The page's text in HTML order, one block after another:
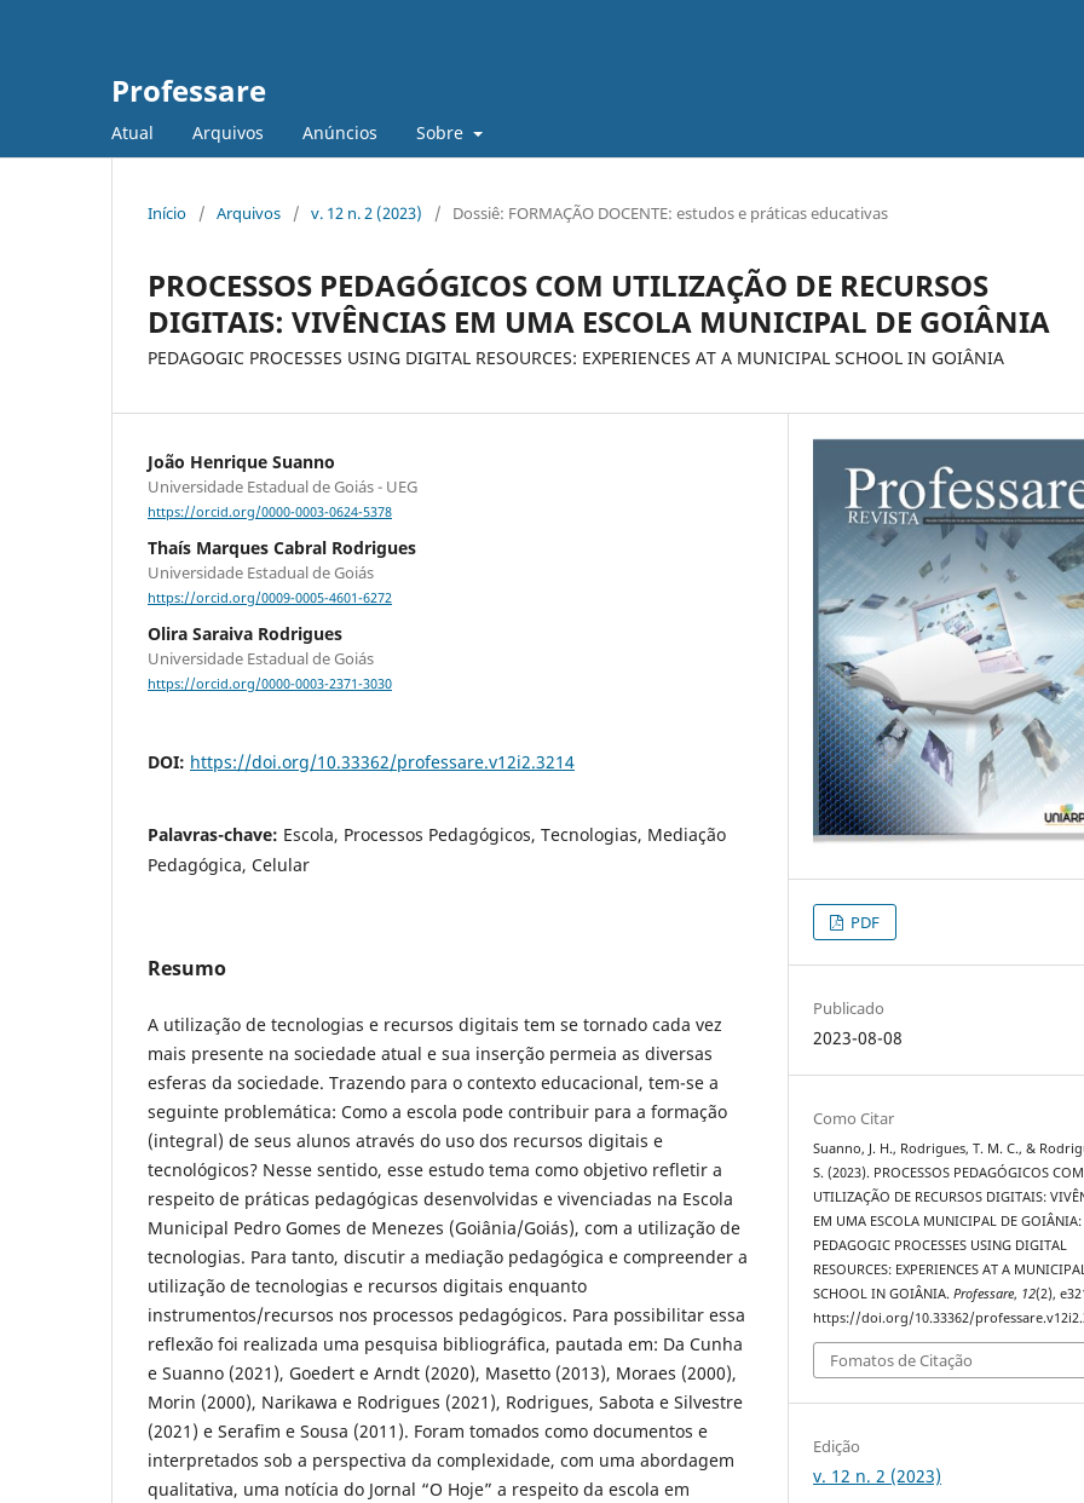
Professare
Atual Arquivos Anúncios Sobre
Início / Arquivos / v. 12 n. 2 (2023) / Dossiê: FORMAÇÃO DOCENTE: estudos e práticas educativas
PROCESSOS PEDAGÓGICOS COM UTILIZAÇÃO DE RECURSOS
DIGITAIS: VIVÊNCIAS EM UMA ESCOLA MUNICIPAL DE GOIÂNIA
PEDAGOGIC PROCESSES USING DIGITAL RESOURCES: EXPERIENCES AT A MUNICIPAL SCHOOL IN GOIÂNIA
João Henrique Suanno
Universidade Estadual de Goiás - UEG
https://orcid.org/0000-0003-0624-5378
Thaís Marques Cabral Rodrigues
Universidade Estadual de Goiás
https://orcid.org/0009-0005-4601-6272
Olira Saraiva Rodrigues
Universidade Estadual de Goiás
https://orcid.org/0000-0003-2371-3030
DOI: https://doi.org/10.33362/professare.v12i2.3214
Palavras-chave: Escola, Processos Pedagógicos, Tecnologias, Mediação
Pedagógica, Celular
Resumo
A utilização de tecnologias e recursos digitais tem se tornado cada vez
mais presente na sociedade atual e sua inserção permeia as diversas
esferas da sociedade. Trazendo para o contexto educacional, tem-se a
seguinte problemática: Como a escola pode contribuir para a formação
(integral) de seus alunos através do uso dos recursos digitais e
tecnológicos? Nesse sentido, esse estudo tema como objetivo refletir a
respeito de práticas pedagógicas desenvolvidas e vivenciadas na Escola
Municipal Pedro Gomes de Menezes (Goiânia/Goiás), com a utilização de
tecnologias. Para tanto, discutir a mediação pedagógica e compreender a
utilização de tecnologias e recursos digitais enquanto
instrumentos/recursos nos processos pedagógicos. Para possibilitar essa
reflexão foi realizada uma pesquisa bibliográfica, pautada em: Da Cunha
e Suanno (2021), Goedert e Arndt (2020), Masetto (2013), Moraes (2000),
Morin (2000), Narikawa e Rodrigues (2021), Rodrigues, Sabota e Silvestre
(2021) e Serafim e Sousa (2011). Foram tomados como documentos e
interpretados sob a perspectiva da complexidade, com uma abordagem
qualitativa, uma notícia do Jornal “O Hoje” a respeito da escola em
PDF
Publicado
2023-08-08
Como Citar
Suanno, J. H., Rodrigues, T. M. C., &
S. (2023). PROCESSOS PEDAGÓGICOS COM
UTILIZAÇÃO DE RECURSOS DIGITAIS:
EM UMA ESCOLA MUNICIPAL DE GOIÂNIA:
PEDAGOGIC PROCESSES USING DIGITAL
RESOURCES: EXPERIENCES AT A MUNICIPAL
SCHOOL IN GOIÂNIA.Professare, 12(2),
https://doi.org/10.33362/
Fomatos de Citação
Edição
v. 12 n. 2 (2023)